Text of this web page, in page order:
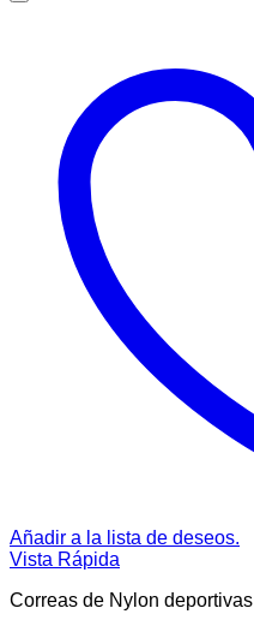
Añadir a la lista de deseos.
Vista Rápida
Correas de Nylon deportivas